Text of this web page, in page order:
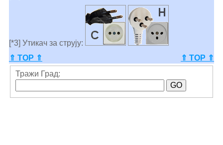
[*3] Утикач за струју:
⇑ TOP ⇑
⇑ TOP ⇑
Тражи Град: